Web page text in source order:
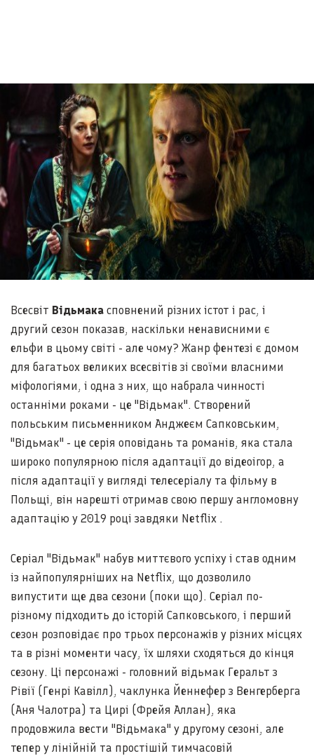
Всесвіт Відьмака сповнений різних істот і рас, і
другий сезон показав, наскільки ненависними є
ельфи в цьому світі - але чому? Жанр фентезі є домом
для багатьох великих всесвітів зі своїми власними
міфологіями, і одна з них, що набрала чинності
останніми роками - це "Відьмак". Створений
польським письменником Анджеєм Сапковським,
"Відьмак" - це серія оповідань та романів, яка стала
широко популярною після адаптації до відеоігор, а
після адаптації у вигляді телесеріалу та фільму в
Польщі, він нарешті отримав свою першу англомовну
адаптацію у 2019 році завдяки Netflix .
Серіал "Відьмак" набув миттєвого успіху і став одним
із найпопулярніших на Netflix, що дозволило
випустити ще два сезони (поки що). Серіал по-
різному підходить до історій Сапковського, і перший
сезон розповідає про трьох персонажів у різних місцях
та в різні моменти часу, їх шляхи сходяться до кінця
сезону. Ці персонажі - головний відьмак Геральт з
Рівії (Генрі Кавілл), чаклунка Йеннефер з Венгерберга
(Аня Чалотра) та Цирі (Фрейя Аллан), яка
продовжила вести "Відьмака" у другому сезоні, але
тепер у лінійній та простішій тимчасовій